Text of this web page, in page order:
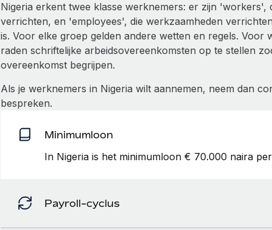
Nigeria erkent twee klasse werknemers: er zijn 'workers',
verrichten, en 'employees', die werkzaamheden
is. Voor elke groep gelden andere wetten en regels. Voor
raden schriftelijke arbeidsovereenkomsten op te stellen
overeenkomst begrijpen.
Als je werknemers in Nigeria wilt aannemen, neem dan
bespreken.
Minimumloon
In Nigeria is het minimumloon € 70.000 naira
Payroll-cyclus